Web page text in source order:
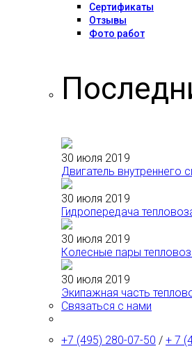
Сертификаты
Отзывы
Фото работ
30 июля 2019
Двигатель внутреннего
30 июля 2019
Гидропередача
30 июля 2019
Колесные пары
30 июля 2019
Экипажная часть
Связаться с нами
+7 (495) 280-07-50 / + 7